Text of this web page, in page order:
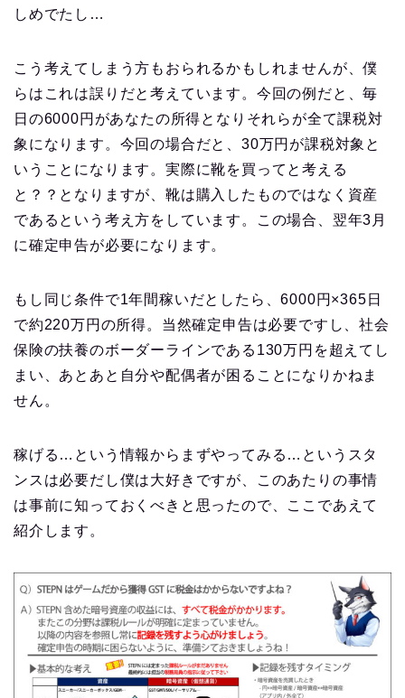
しめでたし…
こう考えてしまう方もおられるかもしれませんが、僕
らはこれは誤りだと考えています。今回の例だと、毎
日の6000円があなたの所得となりそれらが全て課税対
象になります。今回の場合だと、30万円が課税対象と
いうことになります。実際に靴を買ってと考える
と？？となりますが、靴は購入したものではなく資産
であるという考え方をしています。この場合、翌年3月
に確定申告が必要になります。
もし同じ条件で1年間稼いだとしたら、6000円×365日
で約220万円の所得。当然確定申告は必要ですし、社会
保険の扶養のボーダーラインである130万円を超えてし
まい、あとあと自分や配偶者が困ることになりかねま
せん。
稼げる…という情報からまずやってみる…というスタ
ンスは必要だし僕は大好きですが、このあたりの事情
は事前に知っておくべきと思ったので、ここであえて
紹介します。